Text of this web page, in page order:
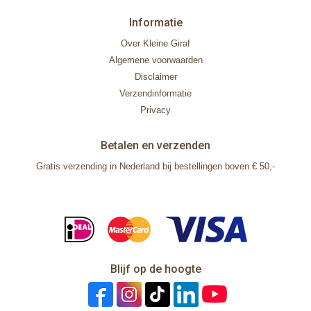
Informatie
Over Kleine Giraf
Algemene voorwaarden
Disclaimer
Verzendinformatie
Privacy
Betalen en verzenden
Gratis verzending in Nederland bij bestellingen boven € 50,-
Blijf op de hoogte